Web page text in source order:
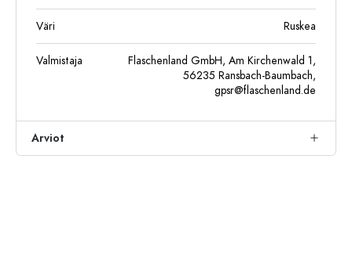
Väri Ruskea
Valmistaja
Flaschenland GmbH, Am Kirchenwald 1,
56235 Ransbach-Baumbach,
gpsr@flaschenland.de
Arviot